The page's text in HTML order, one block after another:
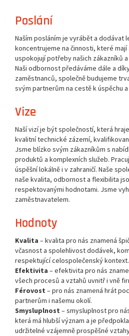
Poslání
Naším posláním je vyrábět a dodávat
koncentrujeme na činnosti, které
uspokojují potřeby našich zákazníků
Naši odbornost předáváme dále a
zaměstnanců, společně budujeme
svým partnerům na cestě k úspěchu
Vize
Naší vizí je být společností, která
kvalitní technické zázemí,
Jsme blízko svým zákazníkům s
produktů a komplexních služeb.
úspěšní lokálně i v zahraničí. Naše
naše kvalita, odbornost a flexibilita
respektovanými hodnotami. Jsme
zaměstnavatelem.
Hodnoty
Kvalita – kvalita pro nás znamená
včasnost a spolehlivost dodávek,
respektující celospolečenský kontext.
Efektivita – efektivita pro nás
všech procesů a vztahů uvnitř i vně
Férovost – pro nás znamená hrát
partnerům i našemu okolí.
Smysluplnost – smysluplnost pro
která má hlubší význam a je
udržitelné vzájemně prospěšné